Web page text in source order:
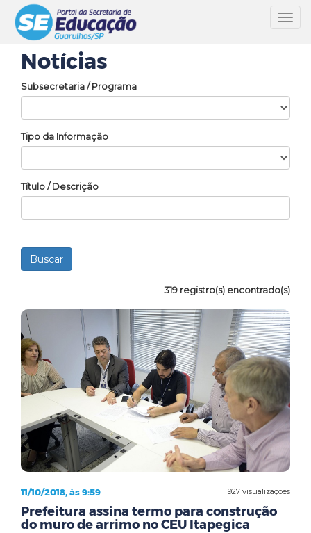
Notícias
Subsecretaria / Programa
Tipo da Informação
Título / Descrição
319 registro(s) encontrado(s)
927 visualizações
11/10/2018, às 9:59
Prefeitura assina termo para construção
do muro de arrimo no CEU Itapegica